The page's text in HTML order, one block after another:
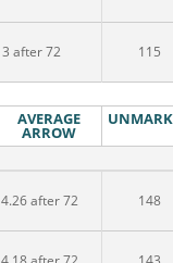
3 after 72 115
AVERAGE
ARROW
4.26 after 72 148